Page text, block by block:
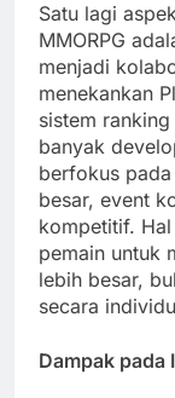
Satu lagi
MMORPG
menjadi
menekankan
sistem
banyak
berfokus
besar, event
kompetitif.
pemain untuk
lebih besar,
secara
Dampak pada